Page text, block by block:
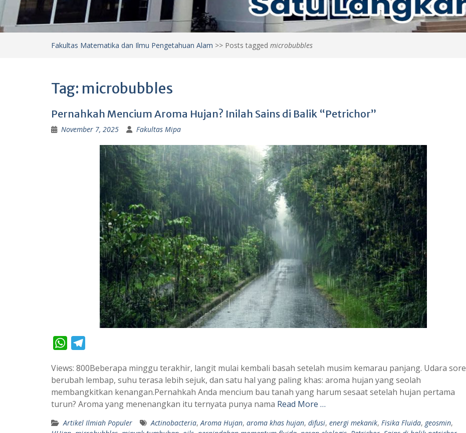
Fakultas Matematika dan Ilmu Pengetahuan Alam >> Posts tagged microbubbles
Tag: microbubbles
Pernahkah Mencium Aroma Hujan? Inilah Sains di Balik “Petrichor”
November 7, 2025 Fakultas Mipa
W
a
t
p
l
e
g
a
Views: 800Beberapa minggu terakhir, langit mulai kembali basah setelah musim kemarau panjang. Udara sore
berubah lembap, suhu terasa lebih sejuk, dan satu hal yang paling khas: aroma hujan yang seolah
membangkitkan kenangan.Pernahkah Anda mencium bau tanah yang harum sesaat setelah hujan pertama
turun? Aroma yang menenangkan itu ternyata punya nama Read More …
Artikel Ilmiah Populer Actinobacteria,Aroma Hujan, aroma khas hujan, difusi, energi mekanik, Fisika Fluida, geosmin,